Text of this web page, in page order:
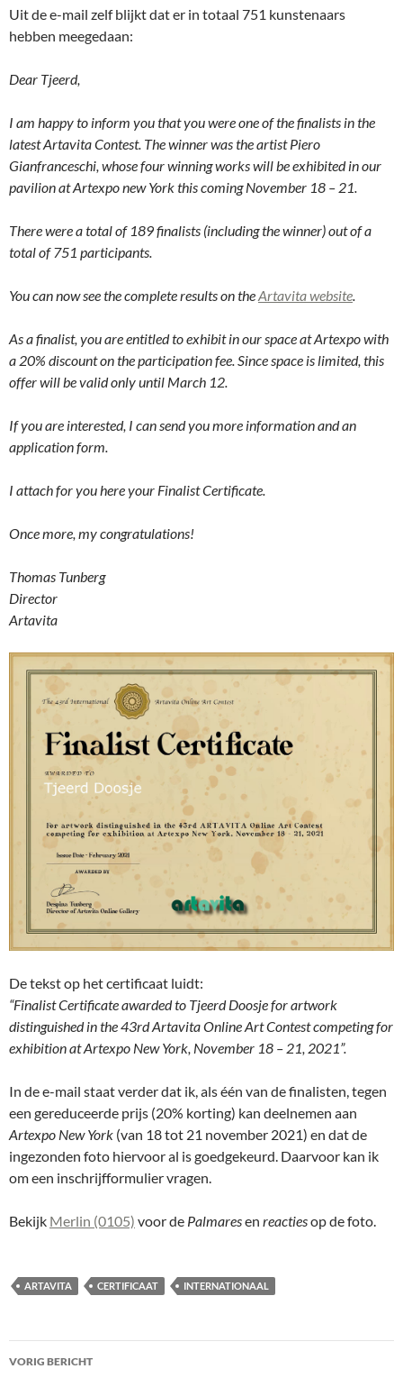
Uit de e-mail zelf blijkt dat er in totaal 751 kunstenaars
hebben meegedaan:
Dear Tjeerd,
I am happy to inform you that you were one of the finalists in the
latest Artavita Contest. The winner was the artist Piero
Gianfranceschi, whose four winning works will be exhibited in our
pavilion at Artexpo new York this coming November 18 – 21.
There were a total of 189 finalists (including the winner) out of a
total of 751 participants.
You can now see the complete results on theArtavita website.
As a finalist, you are entitled to exhibit in our space at Artexpo with
a 20% discount on the participation fee. Since space is limited, this
offer will be valid only until March 12.
If you are interested, I can send you more information and an
application form.
I attach for you here your Finalist Certificate.
Once more, my congratulations!
Thomas Tunberg
Director
Artavita
De tekst op het certificaat luidt:
“Finalist Certificate awarded to Tjeerd Doosje for artwork
distinguished in the 43rd Artavita Online Art Contest competing for
exhibition at Artexpo New York, November 18 – 21, 2021”.
In de e-mail staat verder dat ik, als één van de finalisten, tegen
een gereduceerde prijs (20% korting) kan deelnemen aan
Artexpo New York (van 18 tot 21 november 2021) en dat de
ingezonden foto hiervoor al is goedgekeurd. Daarvoor kan ik
om een inschrijfformulier vragen.
Bekijk Merlin (0105) voor de Palmaresen reactiesop de foto.
ARTAVITA CERTIFICAAT INTERNATIONAAL
Bericht
VORIG BERICHT